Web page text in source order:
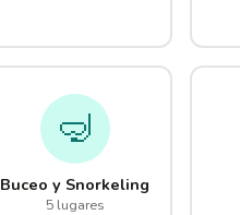
🤿
Buceo y Snorkeling
5 lugares